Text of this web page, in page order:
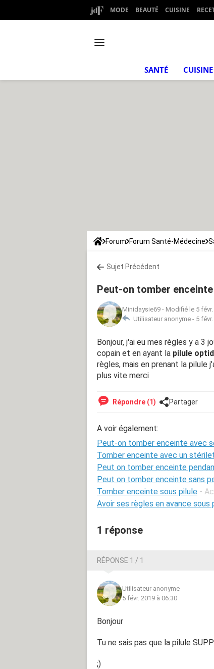
MODE BEAUTÉ CUISINE
SANTÉ CUISINE
Forum Forum Santé-Médecine
Sujet Précédent
Peut-on tomber
Minidaysie69 - Modifié le 5
Utilisateur anonyme - 5
Bonjour, j'ai eu mes règles y a 3
copain et en ayant la pilule
règles, mais en prenant la pilule
plus vite merci
Répondre (1) Partager
A voir également:
Peut-on tomber enceinte avec
Tomber enceinte avec un
Peut on tomber enceinte
Peut on tomber enceinte sans
Tomber enceinte sous pilule -
Avoir ses règles en avance sous
1 réponse
RÉPONSE 1 / 1
Utilisateur anonyme
5 févr. 2019 à 06:30
Bonjour
Tu ne sais pas que la pilule
;)